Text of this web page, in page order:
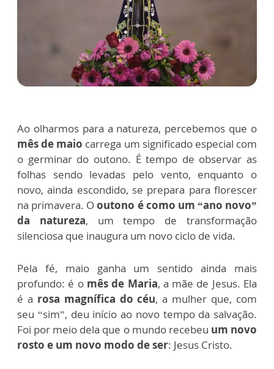
Ao olharmos para a natureza, percebemos que o
mês de maio carrega um significado especial com
o germinar do outono. É tempo de observar as
folhas sendo levadas pelo vento, enquanto o
novo, ainda escondido, se prepara para florescer
na primavera. Ooutono é como um “ano novo”
da natureza, um tempo de transformação
silenciosa que inaugura um novo ciclo de vida.
Pela fé, maio ganha um sentido ainda mais
profundo: é o mês de Maria, a mãe de Jesus. Ela
é a rosa magnífica do céu, a mulher que, com
seu “sim”, deu início ao novo tempo da salvação.
Foi por meio dela que o mundo recebeu um novo
rosto e um novo modo de ser: Jesus Cristo.